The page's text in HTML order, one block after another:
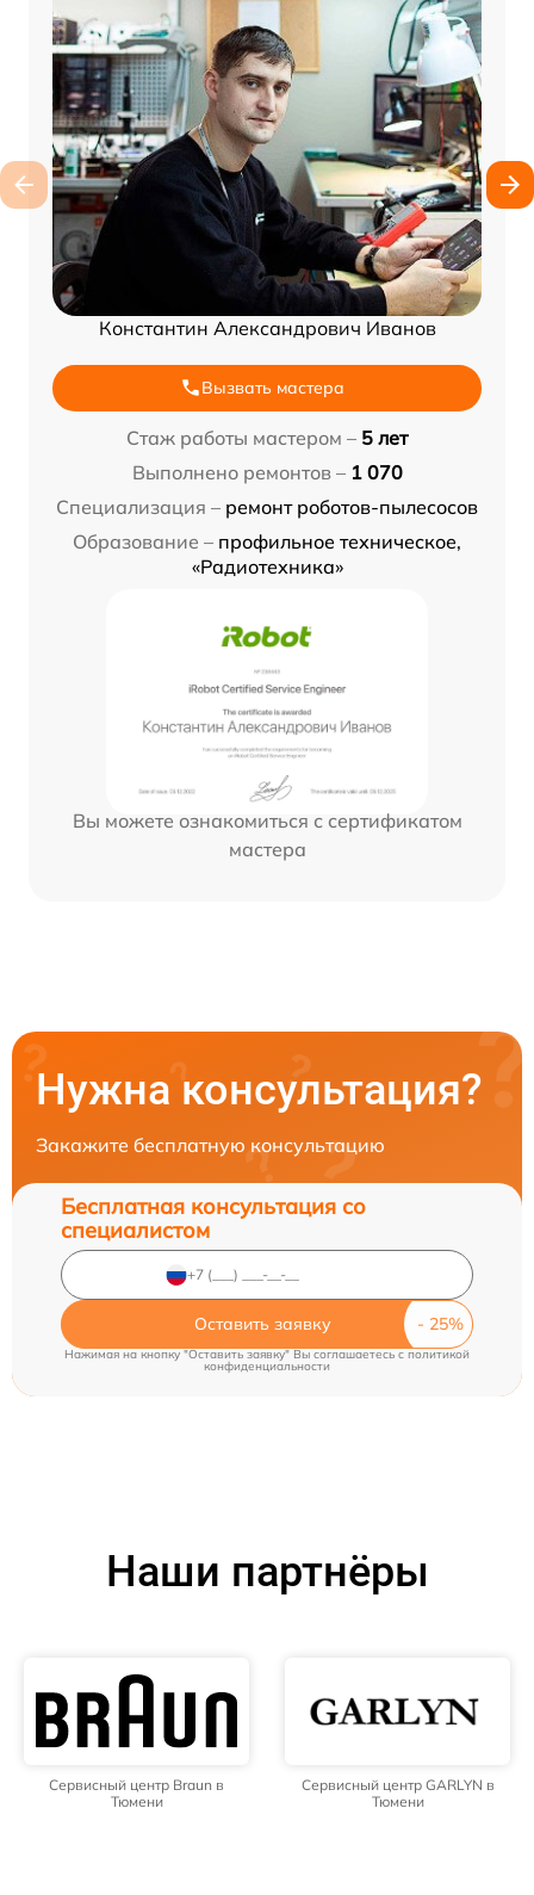
Константин Александрович Иванов
Вызвать мастера
Стаж работы мастером – 5 лет
Выполнено ремонтов – 1 070
Специализация – ремонт роботов-пылесосов
Образование – профильное техническое,
«Радиотехника»
Вы можете ознакомиться с сертификатом
мастера
Нужна консультация?
Закажите бесплатную консультацию
Бесплатная консультация со
специалистом
Оставить заявку
Нажимая на кнопку "Оставить заявку" Вы соглашаетесь cполитикой
конфиденциальности
Наши партнёры
Сервисный центр Braun в
Тюмени
Сервисный центр GARLYN в
Тюмени